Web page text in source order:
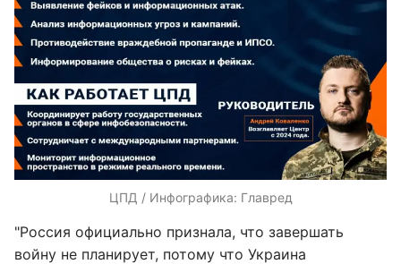
ЦПД / Инфографика: Главред
"Россия официально признала, что завершать
войну не планирует, потому что Украина